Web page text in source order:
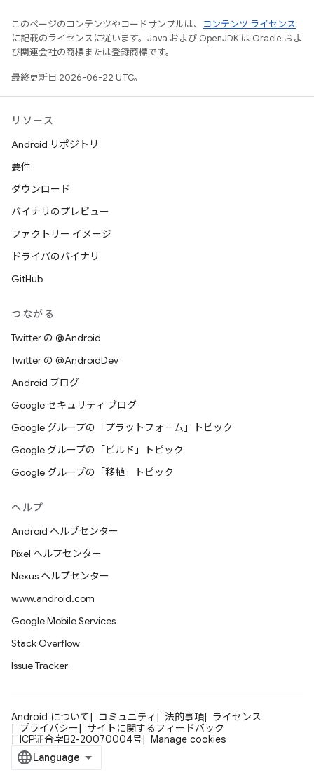
このページのコンテンツやコードサンプルは、
コンテンツ ライセンス
に記載のライセンスに従います。Java および OpenJDK は Oracle およ
び関連会社の商標または登録商標です。
最終更新日 2026-06-22 UTC。
リソース
Android リポジトリ
要件
ダウンロード
バイナリのプレビュー
ファクトリー イメージ
ドライバのバイナリ
GitHub
つながる
Twitter の @Android
Twitter の @AndroidDev
Android ブログ
Google セキュリティ ブログ
Google グループの「プラットフォーム」トピック
Google グループの「ビルド」トピック
Google グループの「移植」トピック
ヘルプ
Android ヘルプセンター
Pixel ヘルプセンター
Nexus ヘルプセンター
www.android.com
Google Mobile Services
Stack Overflow
Issue Tracker
Android について コミュニティ 法的事項
ライセンス
プライバシー
サイトに関するフィードバック
ICP证合字B2-20070004号
Manage cookies